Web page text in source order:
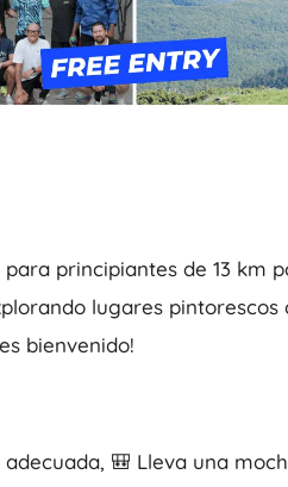
principiantes de 13 km
lugares pintorescos
bienvenido!
🎒 Lleva una